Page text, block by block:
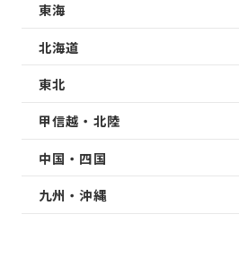
東海
北海道
東北
甲信越・北陸
中国・四国
九州・沖縄